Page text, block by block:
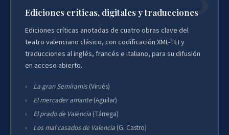
Ediciones críticas, digitales y traducciones
Ediciones críticas anotadas de cuatro obras clave del
teatro valenciano clásico, con codificación XML-TEI y
traducciones al inglés, francés e italiano, para su difusión
en acceso abierto.
La gran Semíramis (Virués)
El mercader amante(Aguilar)
El prado de Valencia (Tárrega)
Los mal casados de Valencia (G. Castro)